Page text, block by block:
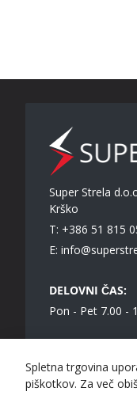
Super Strela
Krško
T: +386 51 815
E:
DELOVNI ČAS:
Pon - Pet 7.00 -
Super Strela d.o.o. ©
Spletna trgovina
piškotkov. Za več